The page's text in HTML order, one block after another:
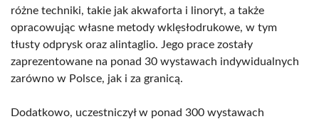
różne techniki, takie jak akwaforta i linoryt, a także
opracowując własne metody wklęsłodrukowe, w tym
tłusty odprysk oraz alintaglio. Jego prace zostały
zaprezentowane na ponad 30 wystawach indywidualnych
zarówno w Polsce, jak i za granicą.
Dodatkowo, uczestniczył w ponad 300 wystawach